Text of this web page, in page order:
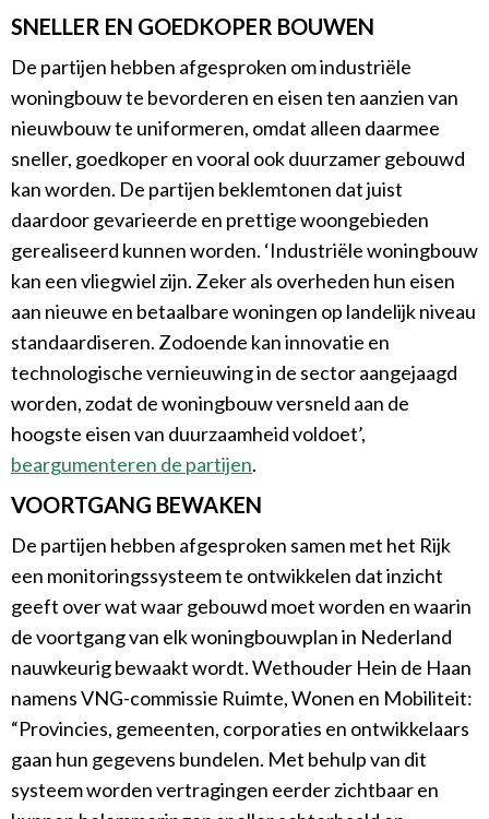
SNELLER EN GOEDKOPER BOUWEN
De partijen hebben afgesproken om industriële
woningbouw te bevorderen en eisen ten aanzien van
nieuwbouw te uniformeren, omdat alleen daarmee
sneller, goedkoper en vooral ook duurzamer gebouwd
kan worden. De partijen beklemtonen dat juist
daardoor gevarieerde en prettige woongebieden
gerealiseerd kunnen worden. ‘Industriële woningbouw
kan een vliegwiel zijn. Zeker als overheden hun eisen
aan nieuwe en betaalbare woningen op landelijk niveau
standaardiseren. Zodoende kan innovatie en
technologische vernieuwing in de sector aangejaagd
worden, zodat de woningbouw versneld aan de
hoogste eisen van duurzaamheid voldoet’,
beargumenteren de partijen.
VOORTGANG BEWAKEN
De partijen hebben afgesproken samen met het Rijk
een monitoringssysteem te ontwikkelen dat inzicht
geeft over wat waar gebouwd moet worden en waarin
de voortgang van elk woningbouwplan in Nederland
nauwkeurig bewaakt wordt. Wethouder Hein de Haan
namens VNG-commissie Ruimte, Wonen en Mobiliteit:
“Provincies, gemeenten, corporaties en ontwikkelaars
gaan hun gegevens bundelen. Met behulp van dit
systeem worden vertragingen eerder zichtbaar en